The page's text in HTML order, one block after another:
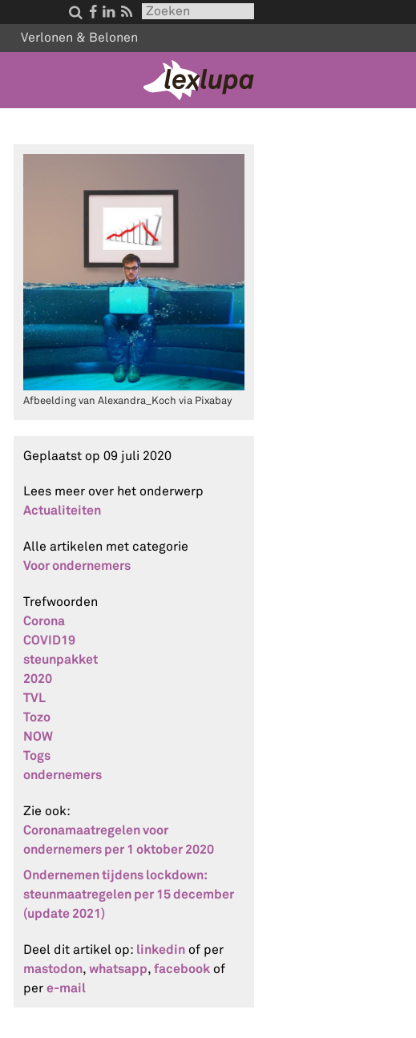
   
Verlonen & Belonen
Afbeelding van Alexandra_Koch via Pixabay
Geplaatst op09 juli 2020
Lees meer over het onderwerp
Actualiteiten
Alle artikelen met categorie
Voor ondernemers
Trefwoorden
Corona
COVID19
steunpakket
2020
TVL
Tozo
NOW
Togs
ondernemers
Zie ook:
Coronamaatregelen voor
ondernemers per 1 oktober 2020
Ondernemen tijdens lockdown:
steunmaatregelen per 15 december
(update 2021)
Deel dit artikel op: linkedin of per
mastodon,whatsapp,facebook of
pere-mail